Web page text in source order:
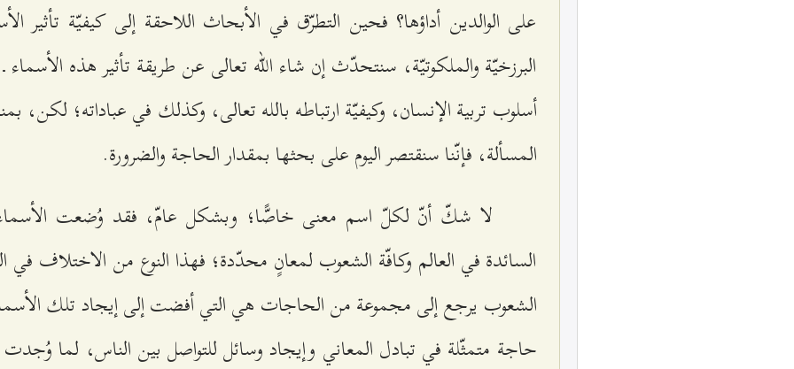
على الوالدين أداؤها؟ فحين التطرّق في الأبحاث اللاحقة إلى كيفيّة تأثير
البرزخيّة والملكوتيّة، سنتحدّث إن شاء الله تعالى عن طريقة تأثير هذه الأسماء
أسلوب تربية الإنسان، وكيفيّة ارتباطه بالله تعالى، وكذلك في عباداته؛ لكن،
المسألة، فإنّنا سنقتصر اليوم على بحثها بمقدار الحاجة والضرورة.
لا شكّ أنّ لكلّ اسم معنى خاصًّا؛ وبشكل عامّ، فقد وُضعت الأسماء
السائدة في العالم وكافّة الشعوب لمعانٍ محدّدة؛ فهذا النوع من الاختلاف في
الشعوب يرجع إلى مجموعة من الحاجات هي التي أفضت إلى إيجاد تلك
حاجة متمثّلة في تبادل المعاني وإيجاد وسائل للتواصل بين الناس، لما